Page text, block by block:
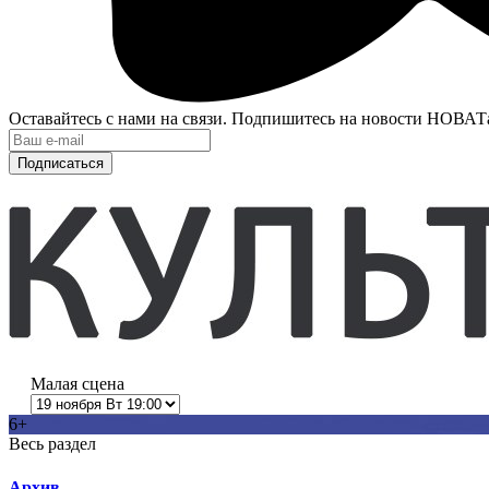
Оставайтесь с нами на связи. Подпишитесь на новости
Подписаться
Малая сцена
6+
Весь раздел